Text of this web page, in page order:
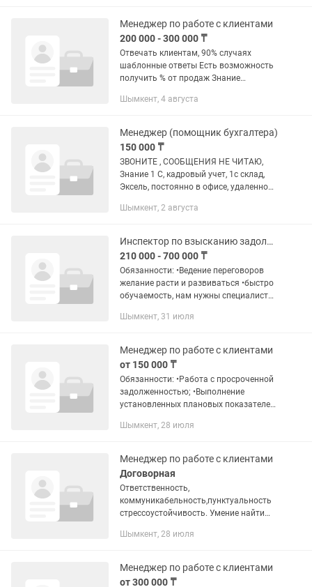
Менеджер по работе с клиентами
200 000 - 300 000 ₸
Отвечать клиентам, 90% случаях
шаблонные ответы Есть возможность
получить % от продаж Знание
девушки 21-27 лет
Шымкент, 4 августа
Менеджер (помощник бухгалтера)
150 000 ₸
ЗВОНИТЕ , СООБЩЕНИЯ НЕ ЧИТАЮ,
Знание 1 С, кадровый учет, 1с склад,
Эксель, постоянно в офисе, удаленно
Шымкент, 2 августа
Инспектор по взысканию задолженности
210 000 - 700 000 ₸
Обязанности: •Ведение переговоров
желание расти и развиваться •быстро
обучаемость, нам нужны специалисты
000 и выше •энергичные и
Шымкент, 31 июля
Менеджер по работе с клиентами
от 150 000 ₸
Обязанности: •Работа с просроченной
задолженностью; •Выполнение
установленных плановых показателей;
ответственность;
работать в напряжённых...
Шымкент, 28 июля
Менеджер по работе с клиентами
Договорная
Ответственность,
коммуникабельность,пунктуальность
стрессоустойчивость. Умение найти
Шымкент, 28 июля
Менеджер по работе с клиентами
от 300 000 ₸